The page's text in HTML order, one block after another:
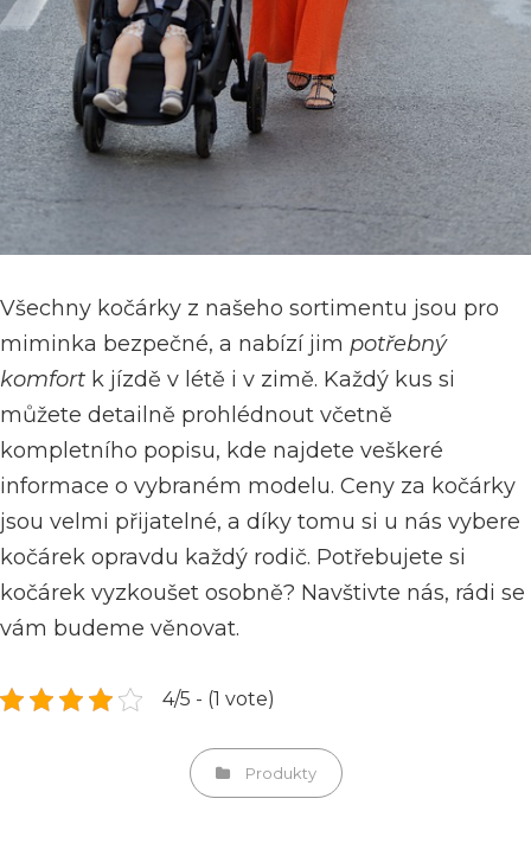
Všechny kočárky z našeho sortimentu jsou pro
miminka bezpečné, a nabízí jim potřebný
komfort k jízdě v létě i v zimě. Každý kus si
můžete detailně prohlédnout včetně
kompletního popisu, kde najdete veškeré
informace o vybraném modelu. Ceny za kočárky
jsou velmi přijatelné, a díky tomu si u nás vybere
kočárek opravdu každý rodič. Potřebujete si
kočárek vyzkoušet osobně? Navštivte nás, rádi se
vám budeme věnovat.
4/5 - (1 vote)
Categories
Produkty